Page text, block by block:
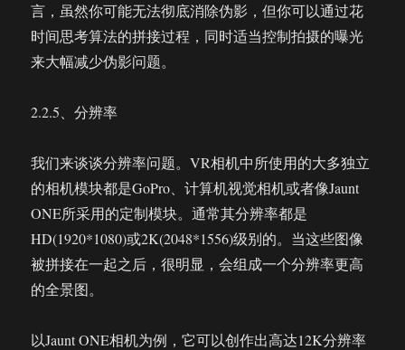
言，虽然你可能无法彻底消除伪影，但你可以通过花
时间思考算法的拼接过程，同时适当控制拍摄的曝光
来大幅减少伪影问题。
2.2.5、分辨率
我们来谈谈分辨率问题。VR相机中所使用的大多独立
的相机模块都是GoPro、计算机视觉相机或者像Jaunt
ONE所采用的定制模块。通常其分辨率都是
HD(1920*1080)或2K(2048*1556)级别的。当这些图像
被拼接在一起之后，很明显，会组成一个分辨率更高
的全景图。
以Jaunt ONE相机为例，它可以创作出高达12K分辨率